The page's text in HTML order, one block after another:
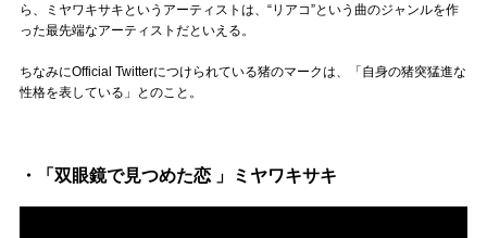
ら、ミヤワキサキというアーティストは、“リアコ”という曲のジャンルを作
った最先端なアーティストだといえる。
ちなみにOfficial Twitterにつけられている猪のマークは、「自身の猪突猛進な
性格を表している」とのこと。
・「双眼鏡で見つめた恋 」ミヤワキサキ